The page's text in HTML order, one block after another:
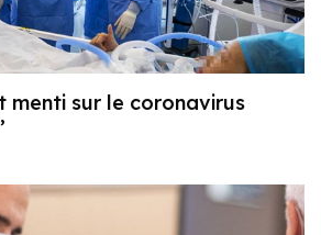
menti sur le coronavirus